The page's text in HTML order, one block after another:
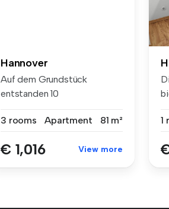
Hannover
Auf dem Grundstück
entstanden 10
3 rooms
Apartment 81 m²
€ 1,016 View more
1